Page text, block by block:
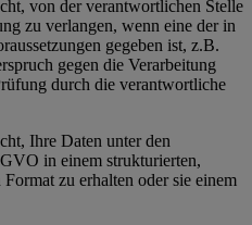
von der verantwortlichen Stelle
zu verlangen, wenn eine der in
gegeben ist, z.B.
gegen die Verarbeitung
durch die verantwortliche
Ihre Daten unter den
in einem strukturierten,
zu erhalten oder sie einem